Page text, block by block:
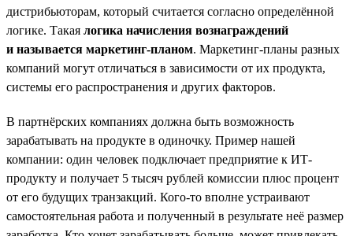
дистрибьюторам, который считается согласно определённой
логике. Такая логика начисления вознаграждений
и называется маркетинг-планом. Маркетинг-планы разных
компаний могут отличаться в зависимости от их продукта,
системы его распространения и других факторов.
В партнёрских компаниях должна быть возможность
зарабатывать на продукте в одиночку. Пример нашей
компании: один человек подключает предприятие к ИТ-
продукту и получает 5 тысяч рублей комиссии плюс процент
от его будущих транзакций. Кого-то вполне устраивают
самостоятельная работа и полученный в результате неё размер